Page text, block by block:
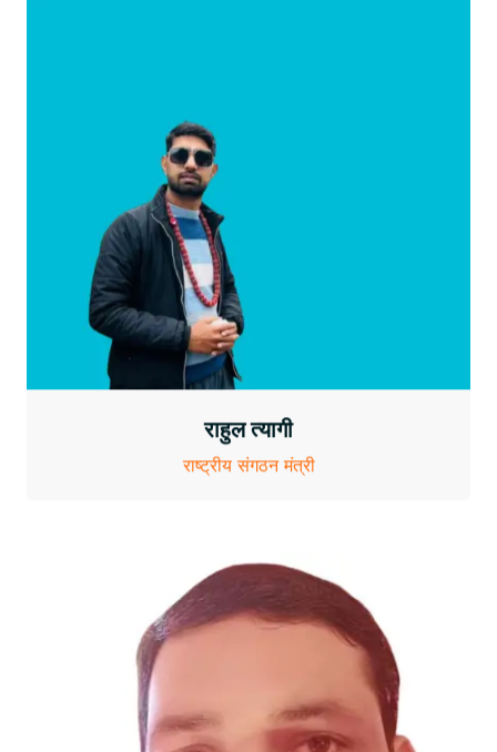
राहुल त्यागी
राष्ट्रीय संगठन मंत्री